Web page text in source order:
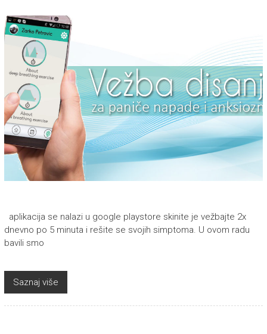
aplikacija se nalazi u google playstore skinite je vežbajte 2x
dnevno po 5 minuta i rešite se svojih simptoma. U ovom radu
bavili smo
Saznaj više